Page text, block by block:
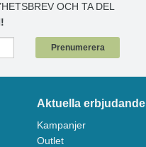
OCH TA DEL
Prenumerera
Aktuella erbjudande
Kampanjer
Outlet